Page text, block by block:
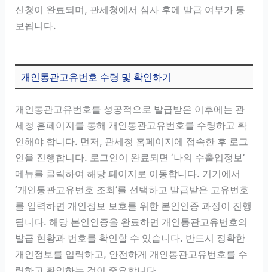
신청이 완료되며, 관세청에서 심사 후에 발급 여부가 통
보됩니다.
개인통관고유번호 수령 및 확인하기
개인통관고유번호를 성공적으로 발급받은 이후에는 관
세청 홈페이지를 통해 개인통관고유번호를 수령하고 확
인해야 합니다. 먼저, 관세청 홈페이지에 접속한 후 로그
인을 진행합니다. 로그인이 완료되면 ‘나의 수출입정보’
메뉴를 클릭하여 해당 페이지로 이동합니다. 거기에서
‘개인통관고유번호 조회’를 선택하고 발급받은 고유번호
를 입력하면 개인정보 보호를 위한 본인인증 과정이 진행
됩니다. 해당 본인인증을 완료하면 개인통관고유번호의
발급 현황과 번호를 확인할 수 있습니다. 반드시 정확한
개인정보를 입력하고, 안전하게 개인통관고유번호를 수